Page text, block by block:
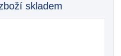
skladem